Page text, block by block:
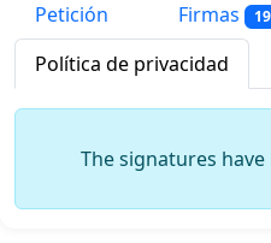
Petición Firmas 19
Política de privacidad
The signatures